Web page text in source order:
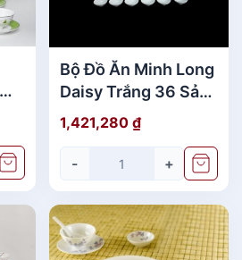
Bộ Đồ Ăn Minh Long
Daisy Trắng 36 Sản
Phẩm Cao Cấp
1,421,280 ₫
- +